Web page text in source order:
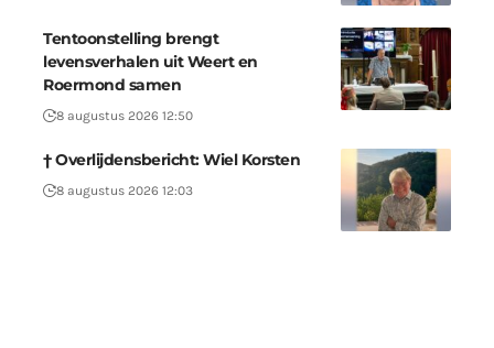
Tentoonstelling brengt
levensverhalen uit Weert en
Roermond samen
8 augustus 2026 12:50
† Overlijdensbericht: Wiel Korsten
8 augustus 2026 12:03